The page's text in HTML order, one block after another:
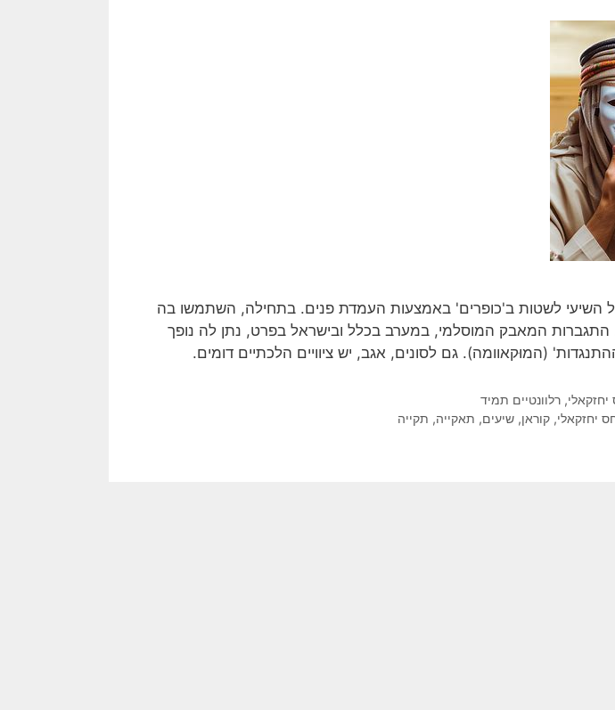
על השיעי לשטות ב'כופרים' באמצעות העמדת פנים. בתחילה, השתמשו בה
התגברות המאבק המוסלמי, במערב בכלל ובישראל בפרט, נתן לה נופך
(המוּקאוומה). גם לסונים, אגב, יש ציוויים הלכתיים דומים.
יחזקאלי, רלוונטיים תמיד
יחזקאלי, קוראן, שיעים, תאקייה, תקייה